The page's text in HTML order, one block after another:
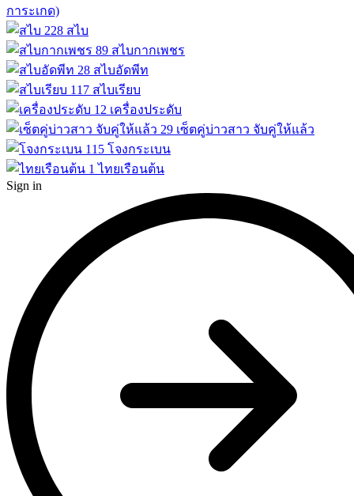
การะเกด)
228 สไบ
89 สไบกากเพชร
28 สไบอัดพีท
117 สไบเรียบ
12 เครื่องประดับ
29 เซ็ตคู่บ่าวสาว จับคู่ให้แล้ว
115 โจงกระเบน
1 ไทยเรือนต้น
Sign in